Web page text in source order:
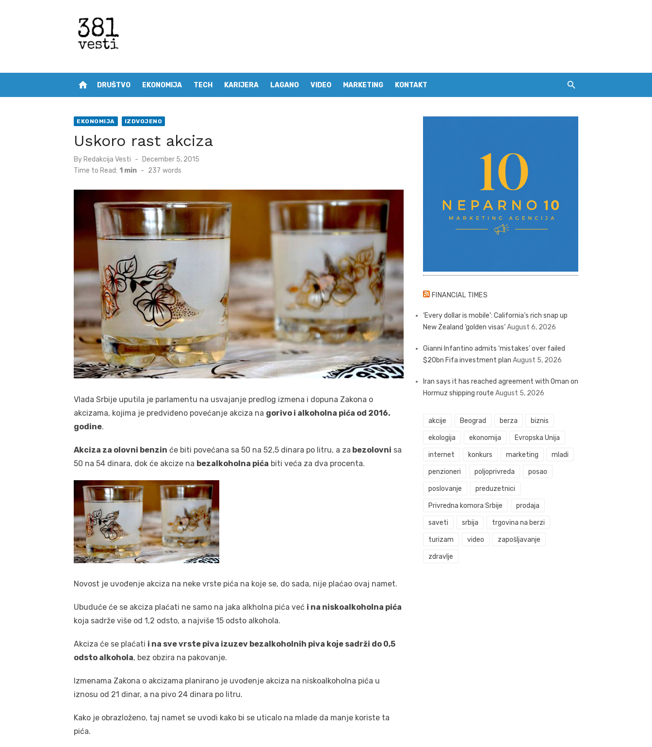
home DRUŠTVO EKONOMIJA TECH KARIJERA LAGANO VIDEO MARKETING KONTAKT
EKONOMIJA IZDVOJENO
Uskoro rast akciza
By Redakcija Vesti
Posted
on
December 5, 2015
Time to Read: 1 min - 237 words
Vlada Srbije uputila je parlamentu na usvajanje predlog izmena i dopuna Zakona o
akcizama, kojima je predviđeno povećanje akciza na gorivo i alkoholna pića od 2016.
godine.
Akciza za olovni benzin će biti povećana sa 50 na 52,5 dinara po litru, a za bezolovni sa
50 na 54 dinara, dok će akcize na bezalkoholna pića biti veća za dva procenta.
Novost je uvođenje akciza na neke vrste pića na koje se, do sada, nije plaćao ovaj namet.
Ubuduće će se akciza plaćati ne samo na jaka alkholna pića već i na niskoalkoholna pića
koja sadrže više od 1,2 odsto, a najviše 15 odsto alkohola.
Akciza će se plaćati i na sve vrste piva izuzev bezalkoholnih piva koje sadrži do 0,5
odsto alkohola, bez obzira na pakovanje.
Izmenama Zakona o akcizama planirano je uvođenje akciza na niskoalkoholna pića u
iznosu od 21 dinar, a na pivo 24 dinara po litru.
Kako je obrazloženo, taj namet se uvodi kako bi se uticalo na mlade da manje koriste ta
pića.
FINANCIAL TIMES
‘Every dollar is mobile’: California’s rich snap up
New Zealand ‘golden visas’August 6, 2026
Gianni Infantino admits ‘mistakes’ over failed
$20bn Fifa investment plan August 5, 2026
Iran says it has reached agreement with Oman on
Hormuz shipping route August 5, 2026
akcije Beograd berza biznis
ekologija ekonomija Evropska Unija
internet konkurs marketing mladi
penzioneri poljoprivreda posao
poslovanje preduzetnici
Privredna komora Srbije prodaja
saveti srbija trgovina na berzi
turizam video zapošljavanje
zdravlje